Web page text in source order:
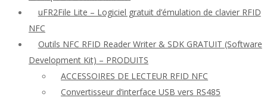
uFR2File Lite – Logiciel gratuit d’émulation de clavier RFID
NFC
Outils NFC RFID Reader Writer & SDK GRATUIT (Software
Development Kit) – PRODUITS
ACCESSOIRES DE LECTEUR RFID NFC
Convertisseur d’interface USB vers RS485